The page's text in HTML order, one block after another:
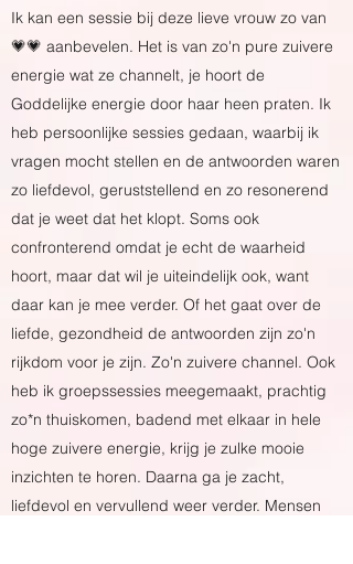
Ik kan een sessie bij deze lieve vrouw zo van
💗💗 aanbevelen. Het is van zo'n pure zuivere
energie wat ze channelt, je hoort de
Goddelijke energie door haar heen praten. Ik
heb persoonlijke sessies gedaan, waarbij ik
vragen mocht stellen en de antwoorden waren
zo liefdevol, geruststellend en zo resonerend
dat je weet dat het klopt. Soms ook
confronterend omdat je echt de waarheid
hoort, maar dat wil je uiteindelijk ook, want
daar kan je mee verder. Of het gaat over de
liefde, gezondheid de antwoorden zijn zo'n
rijkdom voor je zijn. Zo'n zuivere channel. Ook
heb ik groepssessies meegemaakt, prachtig
zo*n thuiskomen, badend met elkaar in hele
hoge zuivere energie, krijg je zulke mooie
inzichten te horen. Daarna ga je zacht,
liefdevol en vervullend weer verder. Mensen